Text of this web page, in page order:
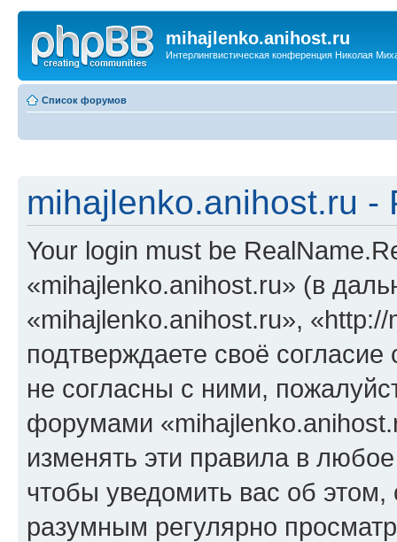
mihajlenko.anihost.ru
Интерлингвистическая конференция Николая
Список форумов
mihajlenko.anihost.ru -
Your login must be
«mihajlenko.anihost.ru» (в
«mihajlenko.anihost.ru»,
подтверждаете своё
не согласны с ними,
форумами
изменять эти правила в
чтобы уведомить вас об
разумным регулярно